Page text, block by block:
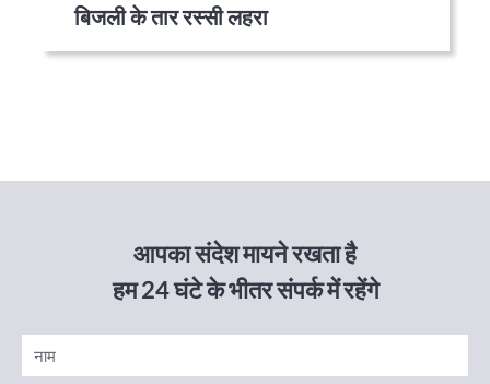
बिजली के तार रस्सी लहरा
आपका संदेश मायने रखता है
हम 24 घंटे के भीतर संपर्क में रहेंगे